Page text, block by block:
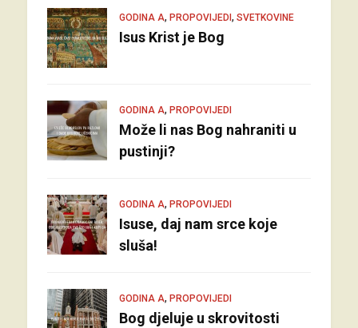
GODINA A, PROPOVIJEDI , SVETKOVINE
Isus Krist je Bog
GODINA A, PROPOVIJEDI
Može li nas Bog nahraniti u
pustinji?
GODINA A, PROPOVIJEDI
Isuse, daj nam srce koje
sluša!
GODINA A, PROPOVIJEDI
Bog djeluje u skrovitosti